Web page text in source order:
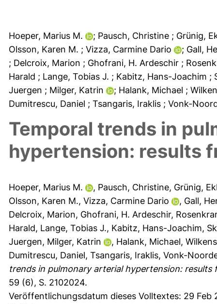
Hoeper, Marius M. ; Pausch, Christine ; Grünig,
Olsson, Karen M. ; Vizza, Carmine Dario
; Gall,
; Delcroix, Marion ; Ghofrani, H. Ardeschir ;
Harald ; Lange, Tobias J. ; Kabitz, Hans-Joachim ;
Juergen ; Milger, Katrin ; Halank, Michael ;
Dumitrescu, Daniel ; Tsangaris, Iraklis ; Vonk-
Temporal trends in
hypertension: results
Hoeper, Marius M. , Pausch, Christine, Grünig,
Olsson, Karen M., Vizza, Carmine Dario , Gall,
Delcroix, Marion, Ghofrani, H. Ardeschir,
Harald, Lange, Tobias J., Kabitz, Hans-Joachim,
Juergen, Milger, Katrin , Halank, Michael,
Dumitrescu, Daniel, Tsangaris, Iraklis, Vonk-
trends in pulmonary arterial hypertension: results
59 (6), S. 2102024.
Veröffentlichungsdatum dieses Volltextes: 29 Feb